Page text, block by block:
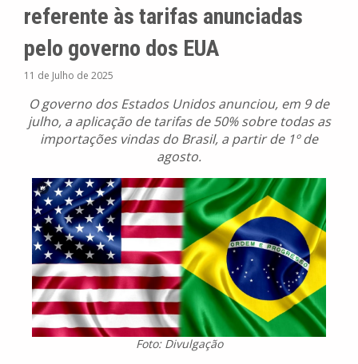
referente às tarifas anunciadas
pelo governo dos EUA
11 de Julho de 2025
O governo dos Estados Unidos anunciou, em 9 de
julho, a aplicação de tarifas de 50% sobre todas as
importações vindas do Brasil, a partir de 1º de
agosto.
Foto: Divulgação